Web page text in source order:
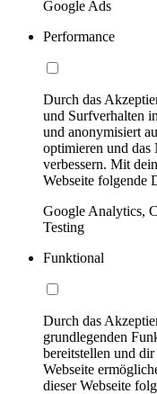
Google Ads
Performance
Durch das
und Surfverhalten
und anonymisiert
optimieren und das
verbessern. Mit
Webseite folgende
Google Analytics,
Testing
Funktional
Durch das
grundlegenden
bereitstellen und
Webseite
dieser Webseite